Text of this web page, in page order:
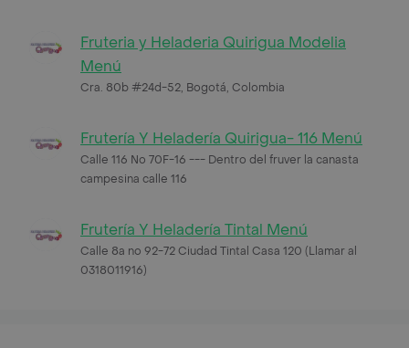
Fruteria y Heladeria Quirigua Modelia
Menú
Cra. 80b #24d-52, Bogotá, Colombia
Frutería Y Heladería Quirigua- 116 Menú
Calle 116 No 70F-16 --- Dentro del fruver la canasta
campesina calle 116
Frutería Y Heladería Tintal Menú
Calle 8a no 92-72 Ciudad Tintal Casa 120 (Llamar al
0318011916)